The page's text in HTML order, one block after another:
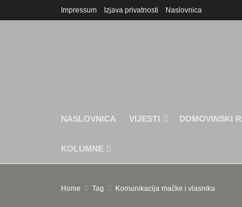
Impressum Izjava privatnosti Naslovnica
NASLOVNICA VIJESTI DOMOVINSKI
KOLUMNE
Home Tag Komunikacija mačke i vlasnika